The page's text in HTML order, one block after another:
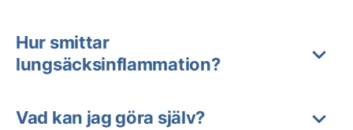
Hur smittar
lungsäcksinflammation?
Vad kan jag göra själv?